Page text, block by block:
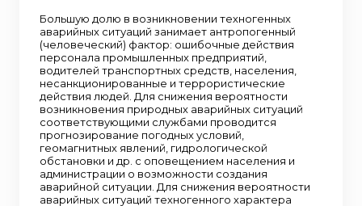
Большую долю в возникновении техногенных
аварийных ситуаций занимает антропогенный
(человеческий) фактор: ошибочные действия
персонала промышленных предприятий,
водителей транспортных средств, населения,
несанкционированные и террористические
действия людей. Для снижения вероятности
возникновения природных аварийных ситуаций
соответствующими службами проводится
прогнозирование погодных условий,
геомагнитных явлений, гидрологической
обстановки и др. с оповещением населения и
администрации о возможности создания
аварийной ситуации. Для снижения вероятности
аварийных ситуаций техногенного характера